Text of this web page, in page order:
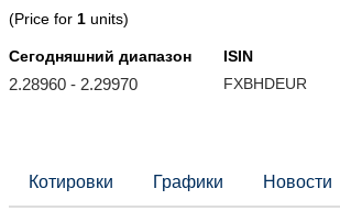
(Price for 1 units)
Сегодняшний диапазон
2.28960 - 2.29970
ISIN
FXBHDEUR
Котировки Графики Новости